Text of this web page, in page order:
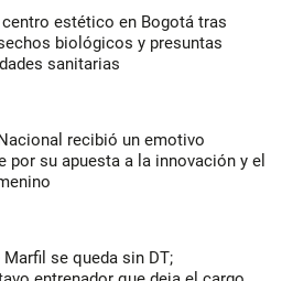
centro estético en Bogotá tras
biológicos y presuntas
sanitarias
recibió un emotivo
por su apuesta a la innovación y el
se queda sin DT;